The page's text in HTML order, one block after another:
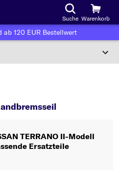
Suche Warenkorb
ab 120 EUR Bestellwert
Oder
nach Kriterien:
TERRANO II-Modell
Ersatzteile